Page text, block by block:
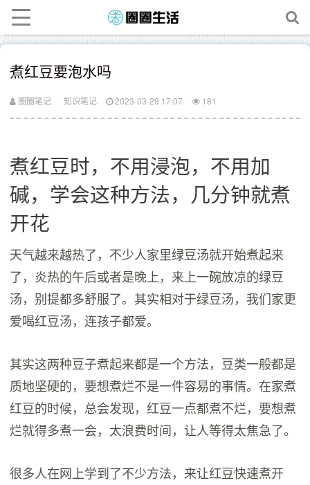
煮红豆要泡水吗
圈圈笔记 知识笔记 2023-03-29 17:07 181
煮红豆时，不用浸泡，不用加
碱，学会这种方法，几分钟就煮
开花
天气越来越热了，不少人家里绿豆汤就开始煮起来
了，炎热的午后或者是晚上，来上一碗放凉的绿豆
汤，别提都多舒服了。其实相对于绿豆汤，我们家更
爱喝红豆汤，连孩子都爱。
其实这两种豆子煮起来都是一个方法，豆类一般都是
质地坚硬的，要想煮烂不是一件容易的事情。在家煮
红豆的时候，总会发现，红豆一点都煮不烂，要想煮
烂就得多煮一会，太浪费时间，让人等得太焦急了。
很多人在网上学到了不少方法，来让红豆快速煮开